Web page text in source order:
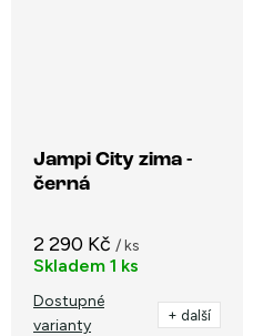
Jampi City zima -
černá
2 290 Kč / ks
Skladem 1 ks
Dostupné
varianty
+ další